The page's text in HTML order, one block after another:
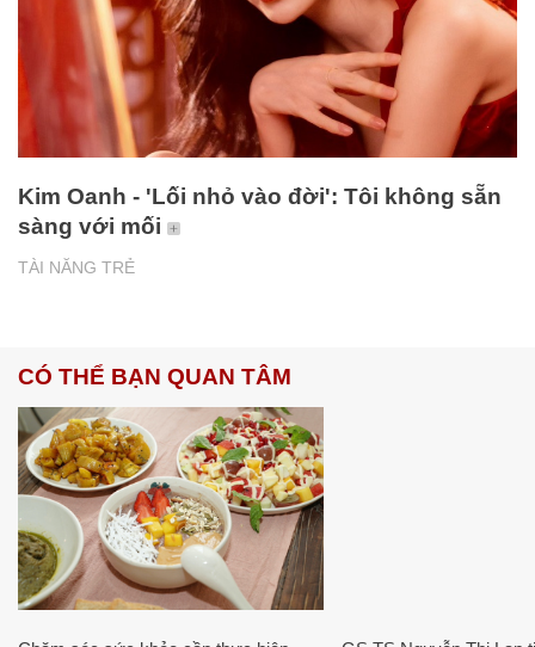
TÀI NĂNG TRẺ
Kim Oanh - 'Lối nhỏ vào đời': Tôi không sẵn
sàng với mối
CÓ THỂ BẠN QUAN TÂM